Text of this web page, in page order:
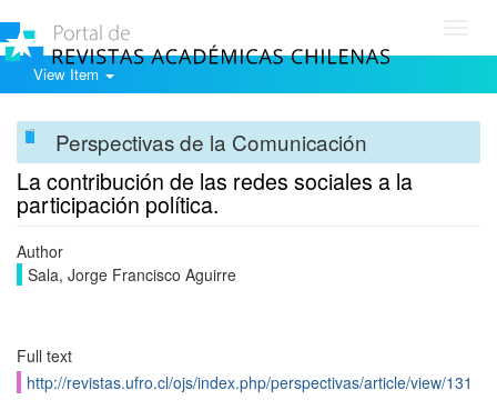
View Item
Perspectivas de la Comunicación
La contribución de las redes sociales a la
participación política.
Author
Sala, Jorge Francisco Aguirre
Full text
http://revistas.ufro.cl/ojs/index.php/perspectivas/article/view/131